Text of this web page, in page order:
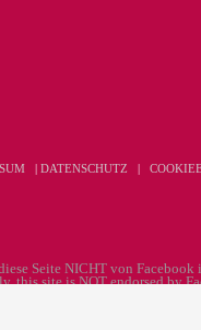
DATENSCHUTZ
Seite NICHT von
this site is NOT endorsed by